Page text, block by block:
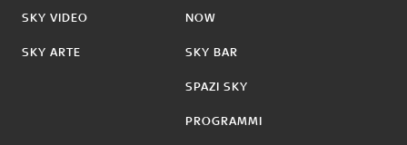
SKY VIDEO
SKY ARTE
NOW
SKY BAR
SPAZI SKY
PROGRAMMI